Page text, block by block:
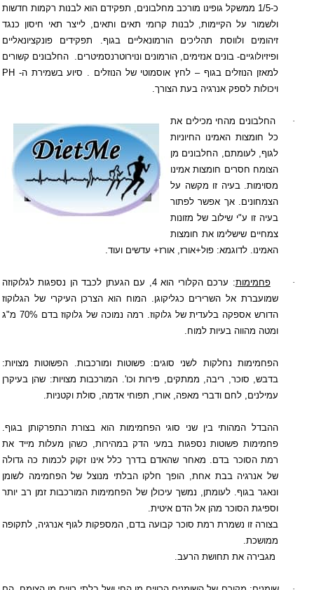
כ-1/5 ממשקל גופינו מורכב מחלבונים, תפקידם הוא לבנות רקמות חדשות
ולשמור על הקיימות, לבנות קרומי תאים ותאים, לייצר תאי חיסון כנגד
זיהומים ולווסת תהליכים הורמונאליים בגוף. תפקידים פונקציונאליים
ופיזיולוגיים- בונים אנזימים, הורמונים ונוירוטרנסמיטרים.
החלבונים קשורים
למאזן הנוזלים בגוף – לחץ אוסמוטי של הנוזלים . סיוע בשמירת ה- PH
ויכולות לספק אנרגיה בעת הצורך.
·
החלבונים מהחי מכילים את
כל חומצות האמינו החיוניות
לגוף, לעומתם, החלבונים מן
הצומח חסרים חומצות אמינו
מסוימות. בעיה זו מקשה על
הצמחונים. אך אפשר לפתור
בעיה זו ע"י שילוב של מזונות
צמחיים שישלימו את חומצות
האמינו. לדוגמא: פול+אורז, אורז+ עדשים ועוד.
· פחמימות
: ערכם הקלורי הוא 4, עם הגעתן לכבד הן נספגות לגלוקוזה
שמועברת אל השרירים כגליקוגן. המוח הוא הצרכן העיקרי של הגלוקוז
הדורש אספקה בלעדית של גלוקוז. רמה נמוכה של גלוקוז בדם 70% מ"ג
ומטה מהווה בעיות למוח.
הפחמימות נחלקות לשני סוגים: פשוטות ומורכבות. הפשוטות מצויות:
בדבש, סוכר, ריבה, ממתקים, פירות וכו'. המורכבות מצויות: שהן בעיקרן
עמילנים, לחם ודברי מאפה, אורז, תפוחי אדמה, סולת וקטניות.
ההבדל המהותי בין שני סוגי הפחמימות הוא בצורת התפרקותן בגוף.
פחמימות פשוטות נספגות במעי הדק במהירות, כשהן מעלות מייד את
רמת הסוכר בדם. מאחר שהאדם בדרך כלל אינו זקוק לכמות כה גדולה
של אנרגיה בבת אחת, הופך חלקו הבלתי מנוצל של הפחמימה לשומן
ונאגר בגוף. לעומתן, נמשך עיכולן של הפחמימות המורכבות זמן רב יותר
וספיגת הסוכר מהן אל הדם איטית.
בצורה זו נשמרת רמת סוכר קבועה בדם, המספקות לגוף אנרגיה, לתקופה
ממושכת.
מגבירה את תחושת הרעב.